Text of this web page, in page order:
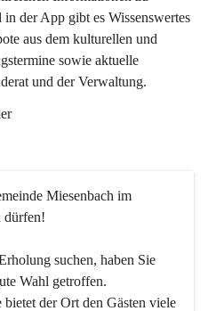
der App gibt es Wissenswertes
aus dem kulturellen und
sowie aktuelle
und der Verwaltung.
Miesenbach im
dürfen!
suchen, haben Sie
Wahl getroffen.
der Ort den Gästen viele